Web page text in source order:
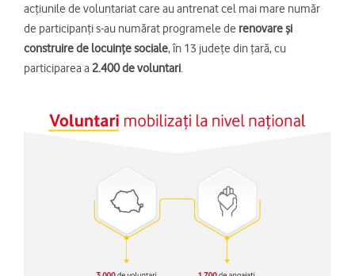
acțiunile de voluntariat care au antrenat cel mai mare număr
de participanți s-au numărat programele de renovare și
construire de locuințe sociale, în 13 județe din țară, cu
participarea a 2.400 de voluntari.